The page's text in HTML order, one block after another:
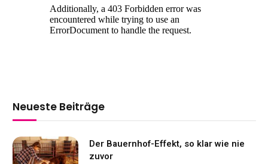
Neueste Beiträge
Der Bauernhof-Effekt, so klar wie nie
zuvor